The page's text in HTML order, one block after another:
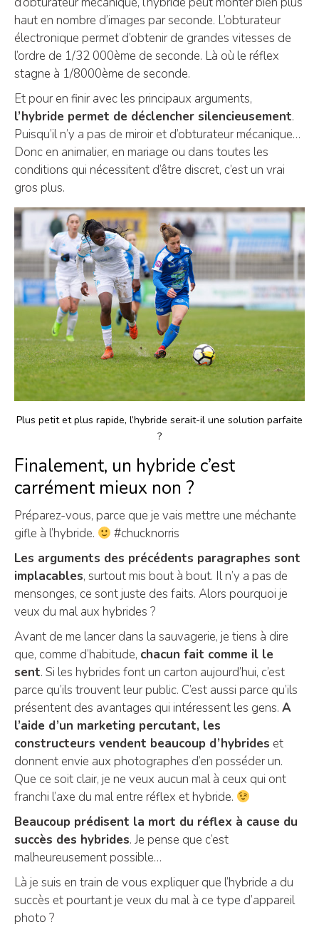
haut en nombre d’images par seconde. L’obturateur
électronique permet d’obtenir de grandes vitesses de
l’ordre de 1/32 000ème de seconde. Là où le réflex
stagne à 1/8000ème de seconde.
Et pour en finir avec les principaux arguments,
l’hybride permet de déclencher silencieusement.
Puisqu’il n’y a pas de miroir et d’obturateur mécanique…
Donc en animalier, en mariage ou dans toutes les
conditions qui nécessitent d’être discret, c’est un vrai
gros plus.
Plus petit et plus rapide, l’hybride serait-il une solution parfaite
?
Finalement, un hybride c’est
carrément mieux non ?
Préparez-vous, parce que je vais mettre une méchante
gifle à l’hybride.
#chucknorris
Les arguments des précédents paragraphes sont
implacables, surtout mis bout à bout. Il n’y a pas de
mensonges, ce sont juste des faits. Alors pourquoi je
veux du mal aux hybrides ?
Avant de me lancer dans la sauvagerie, je tiens à dire
que, comme d’habitude, chacun fait comme il le
sent. Si les hybrides font un carton aujourd’hui, c’est
parce qu’ils trouvent leur public. C’est aussi parce qu’ils
présentent des avantages qui intéressent les gens. A
l’aide d’un marketing percutant, les
constructeurs vendent beaucoup d’hybrides et
donnent envie aux photographes d’en posséder un.
Que ce soit clair, je ne veux aucun mal à ceux qui ont
franchi l’axe du mal entre réflex et hybride.
Beaucoup prédisent la mort du réflex à cause du
succès des hybrides. Je pense que c’est
malheureusement possible…
Là je suis en train de vous expliquer que l’hybride a du
succès et pourtant je veux du mal à ce type d’appareil
photo ?